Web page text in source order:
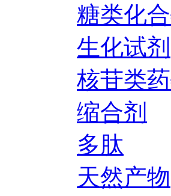
糖类化
生化试剂
核苷类
缩合剂
多肽
天然产物